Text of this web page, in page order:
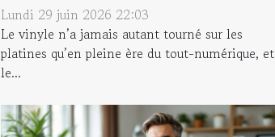
Lundi 29 juin 2026 22:03
Le vinyle n’a jamais autant tourné sur les
platines qu’en pleine ère du tout-numérique, et
le...